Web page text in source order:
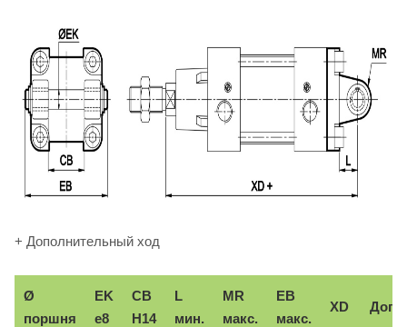
+ Дополнительный ход
Ø
поршня
EK
e8
CB
H14
L
мин.
MR
макс.
EB
макс.
XD Доп.